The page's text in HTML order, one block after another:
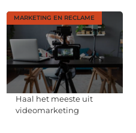
MARKETING EN RECLAME
Haal het meeste uit
videomarketing